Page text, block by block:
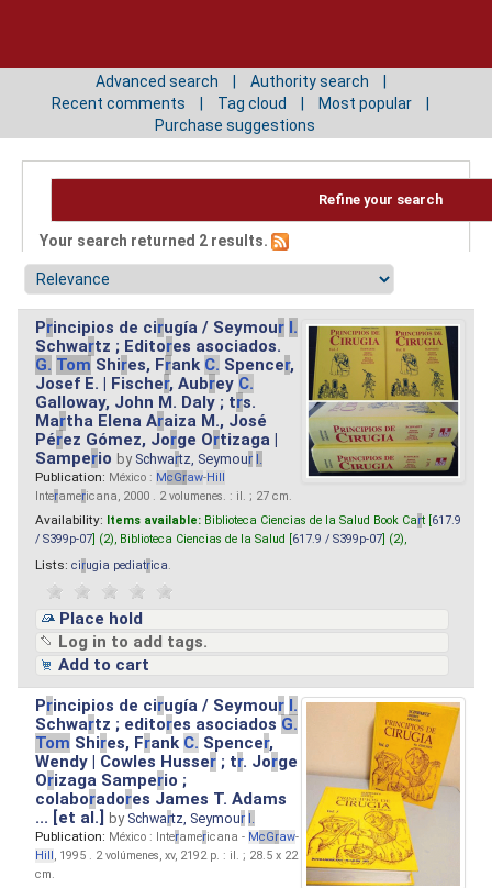
Advanced search
Authority search
Recent comments
Tag cloud
Most popular
Purchase suggestions
Refine your search
Your search returned 2 results.
Principios de cirugía / Seymour I.
Schwartz ; Editores asociados.
G. Tom Shires, Frank C. Spencer,
Josef E. | Fischer, Aubrey C.
Galloway, John M. Daly ; trs.
Martha Elena Araiza M., José
Pérez Gómez, Jorge Ortizaga |
Samperio by Schwartz, Seymour I.
Publication: México : McGraw-Hill
Interamericana, 2000 . 2 volumenes. : il. ; 27 cm.
Availability: Items available: Biblioteca Ciencias de la Salud Book Cart [ 617.9
/ S399p-07 ] (2), Biblioteca Ciencias de la Salud [ 617.9 / S399p-07 ] (2),
Lists: cirugia pediatrica
Place hold
Log in to add tags.
Add to cart
Principios de cirugía / Seymour I.
Schwartz ; editores asociados G.
Tom Shires, Frank C. Spencer,
Wendy | Cowles Husser ; tr. Jorge
Orizaga Samperio ;
colaboradores James T. Adams
... [et al.]by Schwartz, Seymour I.
Publication: México : Interamericana - McGraw-
Hill, 1995 . 2 volúmenes, xv, 2192 p. : il. ; 28.5 x 22
cm.